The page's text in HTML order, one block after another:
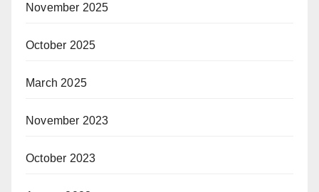
November 2025
October 2025
March 2025
November 2023
October 2023